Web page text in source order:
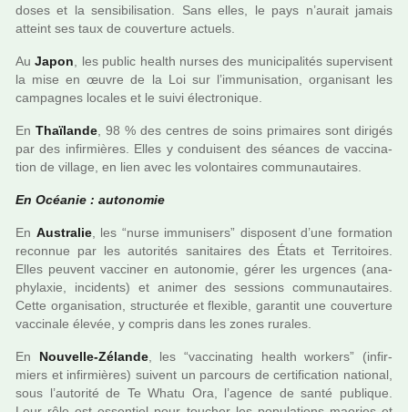
doses et la sen­si­bi­li­sa­tion. Sans elles, le pays n’aurait jamais
atteint ses taux de cou­ver­ture actuels.
AuJapon , les public health nurses des muni­ci­pa­li­tés super­vi­sent
la mise en œuvre de la Loi sur l’immu­ni­sa­tion, orga­ni­sant les
cam­pa­gnes loca­les et le suivi électronique.
En Thaïlande , 98 % des cen­tres de soins pri­mai­res sont diri­gés
par des infir­miè­res. Elles y condui­sent des séan­ces de vac­ci­na­
tion de vil­lage, en lien avec les volon­tai­res com­mu­nau­tai­res.
En Océanie : auto­no­mie
En Australie, les “nurse immu­ni­sers” dis­po­sent d’une for­ma­tion
reconnue par les auto­ri­tés sani­tai­res des États et Territoires.
Elles peu­vent vac­ci­ner en auto­no­mie, gérer les urgen­ces (ana­
phy­laxie, inci­dents) et animer des ses­sions com­mu­nau­tai­res.
Cette orga­ni­sa­tion, struc­tu­rée et flexi­ble, garan­tit une cou­ver­ture
vac­ci­nale élevée, y com­pris dans les zones rura­les.
En Nouvelle-Zélande, les “vac­ci­na­ting health wor­kers” (infir­
miers et infir­miè­res) sui­vent un par­cours de cer­ti­fi­ca­tion natio­nal,
sous l’auto­rité de Te Whatu Ora, l’agence de santé publi­que.